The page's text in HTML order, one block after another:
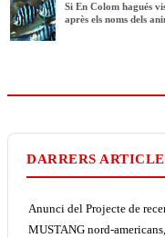
Si En Colom hagués
après els noms dels
DARRERS
Anunci del Projecte de
MUSTANG nord-